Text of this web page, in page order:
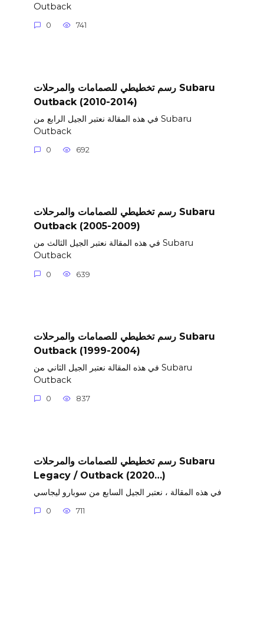
Outback
0 741
رسم تخطيطي للصمامات والمرحلات Subaru
Outback (2010-2014)
في هذه المقالة نعتبر الجيل الرابع من Subaru
Outback
0 692
رسم تخطيطي للصمامات والمرحلات Subaru
Outback (2005-2009)
في هذه المقالة نعتبر الجيل الثالث من Subaru
Outback
0 639
رسم تخطيطي للصمامات والمرحلات Subaru
Outback (1999-2004)
في هذه المقالة نعتبر الجيل الثاني من Subaru
Outback
0 837
رسم تخطيطي للصمامات والمرحلات Subaru
Legacy / Outback (2020…)
في هذه المقالة ، نعتبر الجيل السابع من سوبارو ليجاسي
0 711